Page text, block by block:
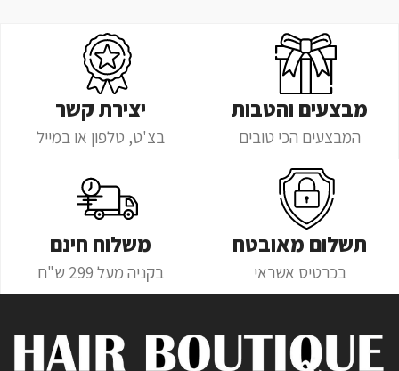
מבצעים והטבות
המבצעים הכי טובים
יצירת קשר
בצ'ט, טלפון או במייל
תשלום מאובטח
בכרטיס אשראי
משלוח חינם
בקניה מעל 299 ש"ח